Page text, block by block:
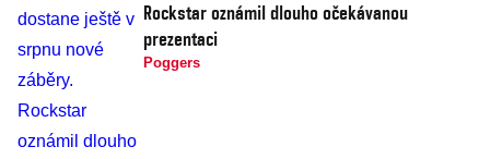
Rockstar oznámil dlouho očekávanou
prezentaci
Poggers